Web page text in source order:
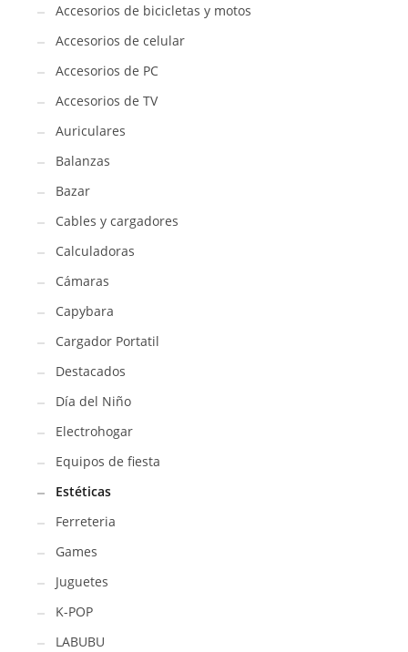
Accesorios de bicicletas y motos
Accesorios de celular
Accesorios de PC
Accesorios de TV
Auriculares
Balanzas
Bazar
Cables y cargadores
Calculadoras
Cámaras
Capybara
Cargador Portatil
Destacados
Día del Niño
Electrohogar
Equipos de fiesta
Estéticas
Ferreteria
Games
Juguetes
K-POP
LABUBU